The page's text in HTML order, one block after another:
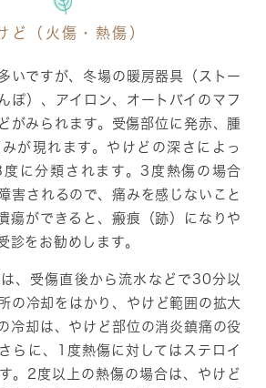
ど（火傷・熱傷）
いですが、冬場の暖房器具（ストー
ぽ）、アイロン、オートバイのマフ
がみられます。受傷部位に発赤、腫
が現れます。やけどの深さによっ
に分類されます。3度熱傷の場合
害されるので、痛みを感じないこと
瘍ができると、瘢痕（跡）になりや
診をお勧めします。
、受傷直後から流水などで30分以
の冷却をはかり、やけど範囲の拡大
冷却は、やけど部位の消炎鎮痛の役
らに、1度熱傷に対してはステロイ
。2度以上の熱傷の場合は、やけど